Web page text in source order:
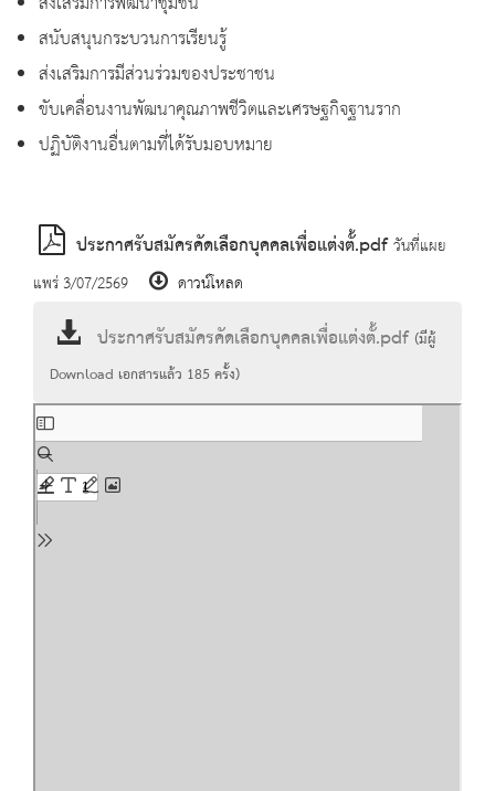
สนับสนุนกระบวนการเรียนรู้
ส่งเสริมการมีส่วนร่วมของประชาชน
ขับเคลื่อนงานพัฒนาคุณภาพชีวิตและเศรษฐกิจฐานราก
ปฏิบัติงานอื่นตามที่ได้รับมอบหมาย
ประกาศรับสมัครคัดเลือกบุคคลเพื่อแต่งตั้.pdfวันที่แผย
แพร่ 3/07/2569
ดาวน์โหลด
ประกาศรับสมัครคัดเลือกบุคคลเพื่อแต่งตั้.pdf(มีผู้
Download เอกสารแล้ว 185ครั้ง)